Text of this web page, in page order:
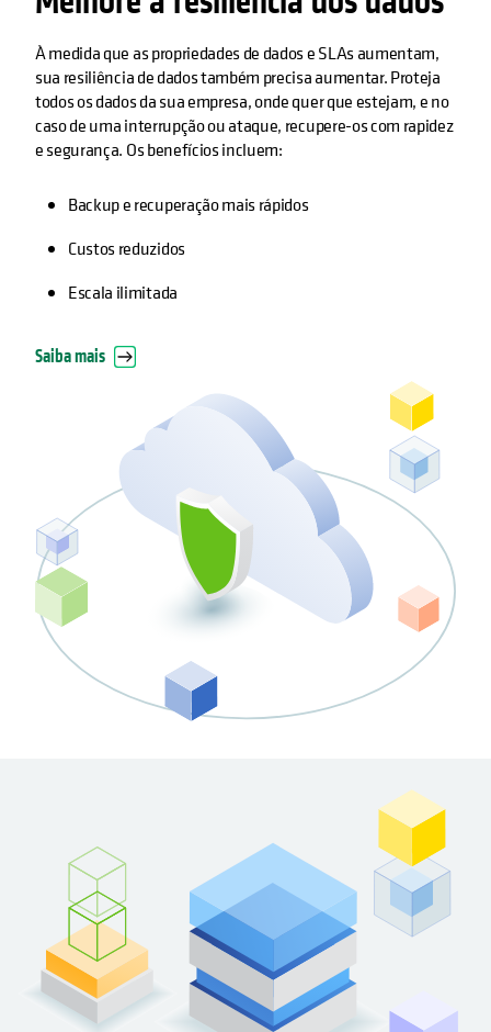
À medida que as propriedades de dados e SLAs aumentam,
sua resiliência de dados também precisa aumentar. Proteja
todos os dados da sua empresa, onde quer que estejam, e no
caso de uma interrupção ou ataque, recupere-os com rapidez
e segurança. Os benefícios incluem:
Backup e recuperação mais rápidos
Custos reduzidos
Escala ilimitada
Saiba mais